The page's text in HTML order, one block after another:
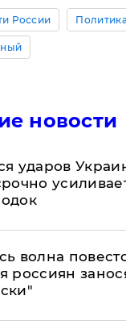
России Политика
новости
ударов
волна
россиян